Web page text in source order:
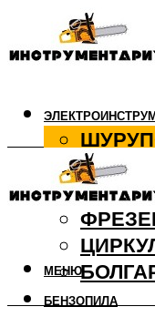
ДРЕЛЬ
БЕНЗОПИЛА
МЕНЮ